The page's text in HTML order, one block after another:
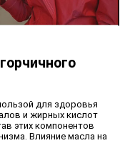
для здоровья
и жирных кислот
этих компонентов
Влияние масла на